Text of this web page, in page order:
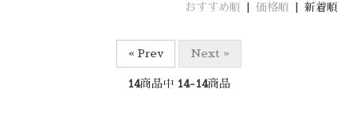
おすすめ順 価格順 | 新着順
« Prev Next »
14商品中 14-14商品